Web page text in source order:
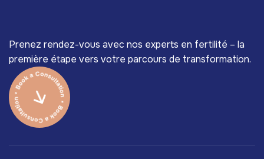
Prenez rendez-vous avec nos experts en fertilité – la
première étape vers votre parcours de transformation.